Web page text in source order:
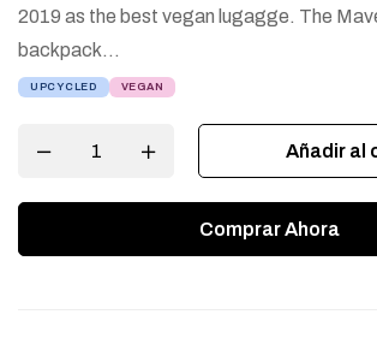
2019 as the best vegan lugagge. The
backpack…
UPCYCLED VEGAN
Añadir al
Comprar Ahora